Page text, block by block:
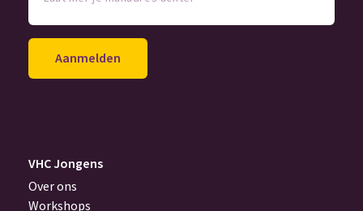
je
achter
VHC Jongens
Over ons
Workshops